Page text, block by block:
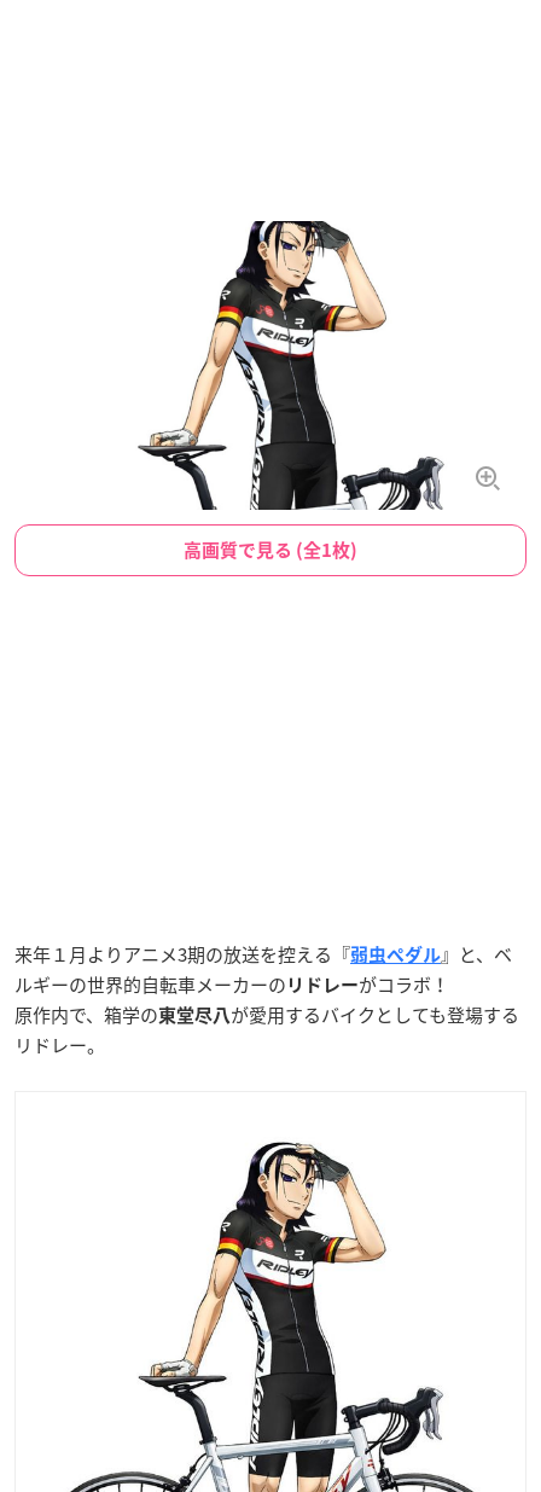
高画質で見る (全1枚)
来年１月よりアニメ3期の放送を控える『弱虫ペダル』と、ベ
ルギーの世界的自転車メーカーの リドレーがコラボ！
原作内で、箱学の東堂尽八 が愛用するバイクとしても登場する
リドレー。